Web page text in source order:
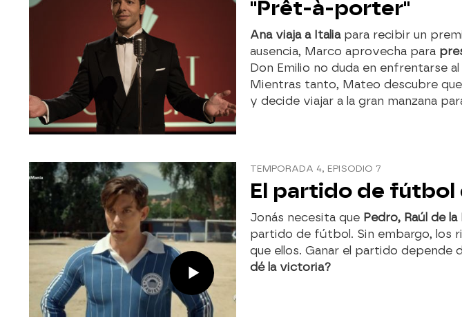
"Prêt-à-porter"
Ana viaja a Italiapara recibir un
ausencia, Marco aprovecha para
Don Emilio no duda en enfrentarse
Mientras tanto, Mateo descubre que
y decide viajar a la gran manzana
TEMPORADA 4, EPISODIO 7
El partido de fútbol
Jonás necesita que Pedro, Raúl de
partido de fútbol. Sin embargo, los
que ellos. Ganar el partido depende
dé la victoria?